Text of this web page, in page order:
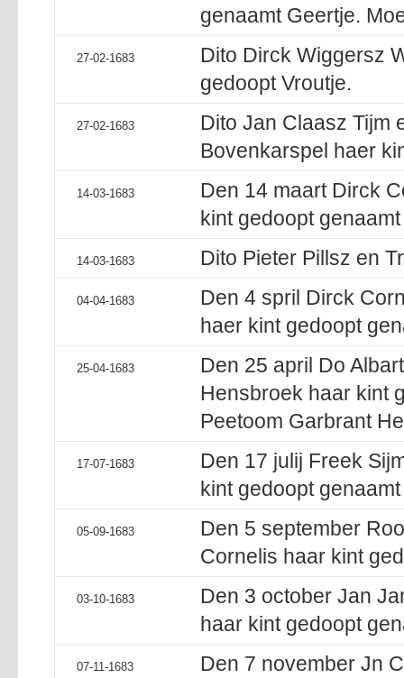
genaamt Geertje.
27-02-1683
Dito Dirck Wiggersz
gedoopt Vroutje.
27-02-1683
Dito Jan Claasz Tijm
Bovenkarspel haer
14-03-1683
Den 14 maart Dirck
kint gedoopt
14-03-1683 Dito Pieter Pillsz en
04-04-1683
Den 4 spril Dirck
haer kint gedoopt
25-04-1683
Den 25 april Do
Hensbroek haar kint
Peetoom Garbrant
17-07-1683
Den 17 julij Freek
kint gedoopt
05-09-1683
Den 5 september
Cornelis haar kint
03-10-1683
Den 3 october Jan
haar kint gedoopt
07-11-1683
Den 7 november Jn